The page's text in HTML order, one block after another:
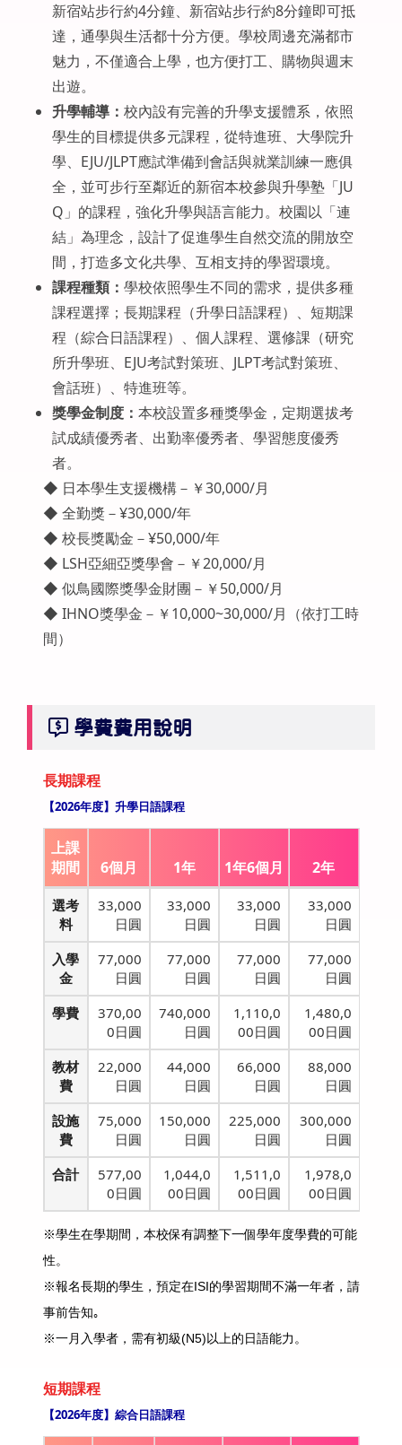
新宿站步行約4分鐘、新宿站步行約8分鐘即可抵
達，通學與生活都十分方便。學校周邊充滿都市
魅力，不僅適合上學，也方便打工、購物與週末
出遊。
升學輔導 ：校內設有完善的升學支援體系，依照
學生的目標提供多元課程，從特進班、大學院升
學、EJU/JLPT應試準備到會話與就業訓練一應俱
全，並可步行至鄰近的新宿本校參與升學塾「JU
Q」的課程，強化升學與語言能力。校園以「連
結」為理念，設計了促進學生自然交流的開放空
間，打造多文化共學、互相支持的學習環境。
課程種類：學校依照學生不同的需求，提供多種
課程選擇；長期課程（升學日語課程）、短期課
程（綜合日語課程）、個人課程、選修課（研究
所升學班、EJU考試對策班、JLPT考試對策班、
會話班）、特進班等。
獎學金制度：本校設置多種獎學金，定期選拔考
試成績優秀者、出勤率優秀者、學習態度優秀
者。
◆ 日本學生支援機構－￥30,000/月
◆ 全勤獎－¥30,000/年
◆ 校長獎勵金－¥50,000/年
◆ LSH亞細亞獎學會－￥20,000/月
◆ 似鳥國際獎學金財團－￥50,000/月
◆ IHNO獎學金－￥10,000~30,000/月（依打工時
間）
學費費用說明
長期課程
【2026年度】升學日語課程
上課
期間
6個月 1年 1年6個月 2年
選考
料
33,000
日圓
33,000
日圓
33,000
日圓
33,000
日圓
入學
金
77,000
日圓
77,000
日圓
77,000
日圓
77,000
日圓
學費
370,00
0日圓
740,000
日圓
1,110,0
00日圓
1,480,0
00日圓
教材
費
22,000
日圓
44,000
日圓
66,000
日圓
88,000
日圓
設施
費
75,000
日圓
150,000
日圓
225,000
日圓
300,000
日圓
合計
577,00
0日圓
1,044,0
00日圓
1,511,0
00日圓
1,978,0
00日圓
※學生在學期間，本校保有調整下一個學年度學費的可能
性。
※報名長期的學生，預定在ISI的學習期間不滿一年者，請
事前告知｡
※一月入學者，需有初級(N5)以上的日語能力。
短期課程
【2026年度】綜合日語課程